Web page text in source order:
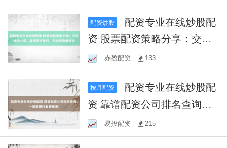
配资炒股
资 股票配资策略分享：交流
炒股心得，掌握配资技巧，
共创投资新机遇
赤盈配资 133
按月配资
资 靠谱配资公司排名查询，
一键掌握行业领军者！
易投配资 215